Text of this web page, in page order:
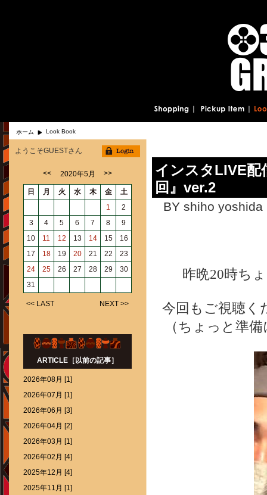
ホーム Look Book
インスタLIVE
回』ver.2
BY shiho
昨晩20時ち
今回もご視聴く
（ちょっと準
ようこそGUESTさん
<< 2020年5月 >>
日 月 火 水 木 金
土
1
2
3
4 5 6 7 8
9
10
11 12 13 14 15
16
17
18 19 20 21 22
23
24
25 26 27 28 29
30
31
<< LAST NEXT >>
ARTICLE［以前の記事］
2026年08月 [1]
2026年07月 [1]
2026年06月 [3]
2026年04月 [2]
2026年03月 [1]
2026年02月 [4]
2025年12月 [4]
2025年11月 [1]